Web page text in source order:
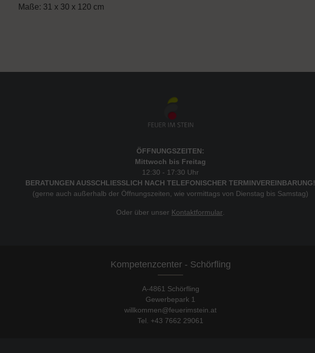
Maße: 31 x 30 x 120 cm
Kompetenzcenter - Schörfling
A-4861 Schörfling
Gewerbepark 1
willkommen@feuerimstein.at
Tel. +43 7662 29061
ÖFFNUNGSZEITEN:
Mittwoch bis Freitag
12:30 - 17:30 Uhr
BERATUNGEN AUSSCHLIESSLICH NACH TELEFONISCHER TERMINVEREINBARUNG!
(gerne auch außerhalb der Öffnungszeiten, wie vormittags von Dienstag bis Samstag)
Oder über unser Kontaktformular